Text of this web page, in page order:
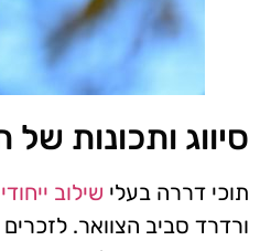
סיווג ותכונות של
תוכי דררה בעלי שילוב
ורדרד סביב הצוואר.